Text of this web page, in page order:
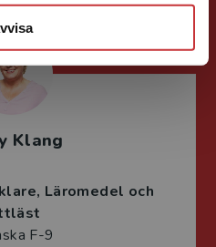
Klang
Läromedel och
F-9